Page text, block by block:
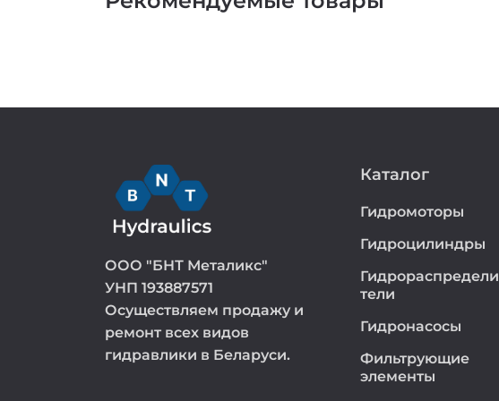
ООО "БНТ Металикс"
УНП 193887571
Осуществляем продажу и
ремонт всех видов
гидравлики в Беларуси.
Каталог
Гидромоторы
Гидроцилиндры
Гидрораспредели
тели
Гидронасосы
Фильтрующие
элементы